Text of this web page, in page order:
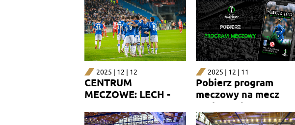
2025 | 12 | 12
CENTRUM
MECZOWE: LECH -
2025 | 12 | 11
Pobierz program
meczowy na mecz
Lech - Mainz